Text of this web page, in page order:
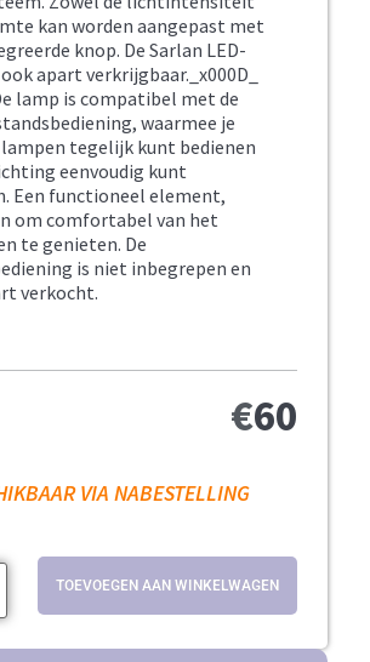
kan worden aangepast met
knop. De Sarlan LED-
apart verkrijgbaar._x000D_
lamp is compatibel met de
waarmee je
tegelijk kunt bedienen
eenvoudig kunt
Een functioneel element,
om comfortabel van het
te genieten. De
is niet inbegrepen en
verkocht.
€60
VIA NABESTELLING
TOEVOEGEN AAN WINKELWAGEN